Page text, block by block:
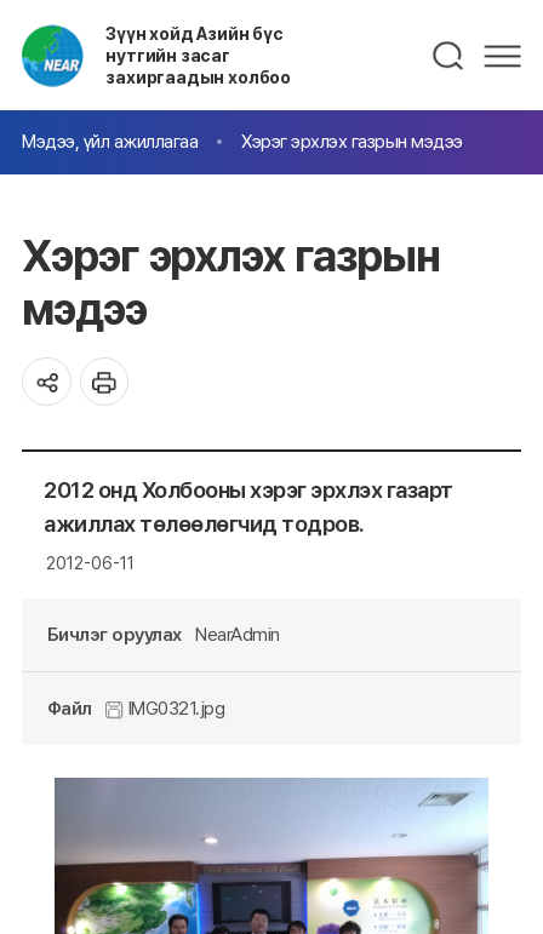
Зүүн хойд Азийн бүс
нутгийн засаг
захиргаадын холбоо
Мэдээ, үйл ажиллагаа Хэрэг эрхлэх газрын мэдээ
Хэрэг эрхлэх газрын
мэдээ
2012 онд Холбооны хэрэг эрхлэх газарт
ажиллах төлөөлөгчид тодров.
2012-06-11
Бичлэг оруулах NearAdmin
Файл IMG0321.jpg